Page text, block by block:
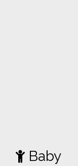
Baby